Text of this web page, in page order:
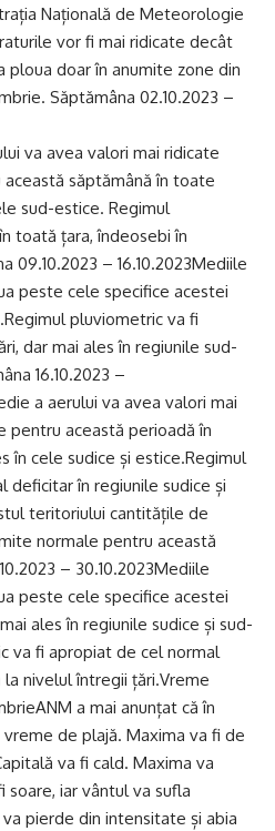
Națională de Meteorologie
vor fi mai ridicate decât
ploua doar în anumite zone din
Săptămâna 02.10.2023 –
va avea valori mai ridicate
săptămână în toate
sud-estice. Regimul
toată țara, îndeosebi în
09.10.2023 – 16.10.2023Mediile
peste cele specifice acestei
pluviometric va fi
dar mai ales în regiunile sud-
16.10.2023 –
a aerului va avea valori mai
pentru această perioadă în
în cele sudice și estice.Regimul
deficitar în regiunile sudice și
teritoriului cantitățile de
normale pentru această
– 30.10.2023Mediile
peste cele specifice acestei
ales în regiunile sudice și sud-
va fi apropiat de cel normal
nivelul întregii țări.Vreme
a mai anunțat că în
de plajă. Maxima va fi de
va fi cald. Maxima va
soare, iar vântul va sufla
pierde din intensitate și abia